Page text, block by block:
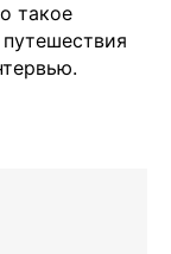
такое